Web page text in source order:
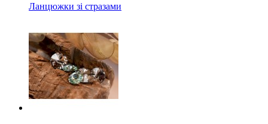
Ланцюжки зі стразами